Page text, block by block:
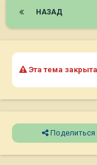
НАЗАД
Эта тема
Поделиться